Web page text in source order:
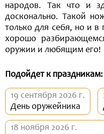
народов. Так что и
досконально. Такой
только для себя, но и
хорошо
оружии и любящим его!
Подойдет к праздникам:
19 сентября 2026 г.
День оружейника
18 ноября 2026 г.